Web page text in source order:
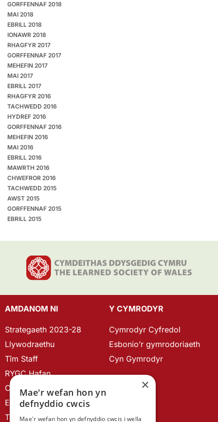
GORFFENNAF 2018
MAI 2018
EBRILL 2018
IONAWR 2018
RHAGFYR 2017
GORFFENNAF 2017
MEHEFIN 2017
MAI 2017
EBRILL 2017
RHAGFYR 2016
TACHWEDD 2016
HYDREF 2016
GORFFENNAF 2016
MEHEFIN 2016
MAI 2016
EBRILL 2016
MAWRTH 2016
CHWEFROR 2016
TACHWEDD 2015
AWST 2015
GORFFENNAF 2015
EBRILL 2015
AMDANOM NI
Strategaeth 2023-28
Llywodraethu
Tîm Staff
RYGC Hafan
Canllawiau brandio
Ein Hanes
Telerau ac Amodau
Y CYMRODYR
Cymrodyr Cyfredol
Esbonio’r gymrodoriaeth
Cyn Gymrodyr
×
Mae'r wefan hon yn
defnyddio cwcis
Mae'r wefan hon yn defnyddio cwcis i wella